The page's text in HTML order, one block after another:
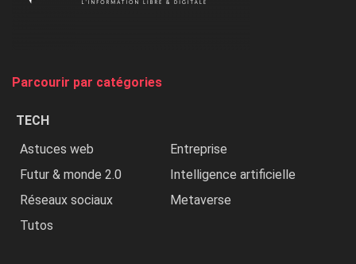
Parcourir par catégories
TECH
Astuces web
Entreprise
Futur & monde 2.0
Intelligence artificielle
Réseaux sociaux
Metaverse
Tutos